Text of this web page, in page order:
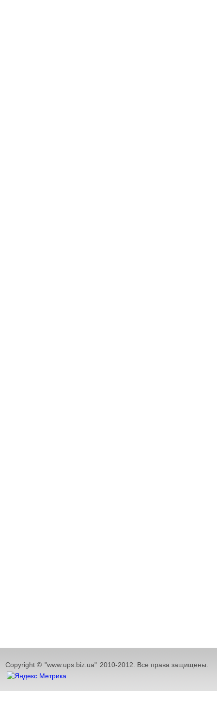
Copyright © "www.ups.biz.ua" 2010-2012. Все права защищены.